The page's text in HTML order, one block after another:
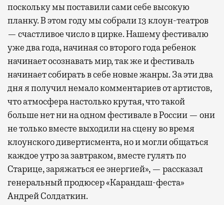
поскольку мы поставили сами себе высокую
планку. В этом году мы собрали 13 клоун-театров
— счастливое число в цирке. Нашему фестивалю
уже два года, начиная со второго года ребенок
начинает осознавать мир, так же и фестиваль
начинает собирать в себе новые жанры. За эти два
дня я получил немало комментариев от артистов,
что атмосфера настолько крутая, что такой
больше нет ни на одном фестивале в России — они
не только вместе выходили на сцену во время
клоунского дивертисмента, но и могли общаться
каждое утро за завтраком, вместе гулять по
Старице, заряжаться ее энергией», — рассказал
генеральный продюсер «Карандаш-феста»
Андрей Солдаткин.